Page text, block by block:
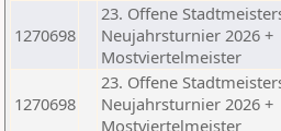
1270698
23. Offene
Neujahrsturnier 2026 +
Mostviertelmeister
1270698
23. Offene
Neujahrsturnier 2026 +
Mostviertelmeister